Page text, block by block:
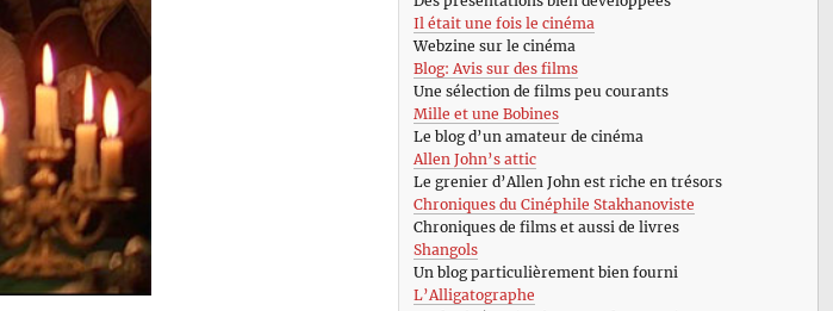
Il était une fois le cinéma
Webzine sur le cinéma
Blog: Avis sur des films
Une sélection de films peu courants
Mille et une Bobines
Le blog d’un amateur de cinéma
Allen John’s attic
Le grenier d’Allen John est riche en trésors
Chroniques du Cinéphile Stakhanoviste
Chroniques de films et aussi de livres
Shangols
Un blog particulièrement bien fourni
L’Alligatographe